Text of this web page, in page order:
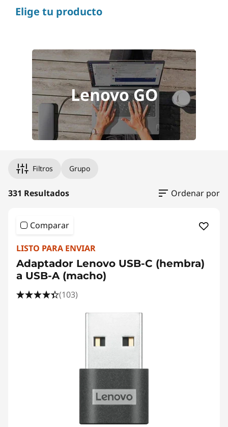
Elige tu producto
Lenovo GO
Filtros Grupo
331 Resultados Ordenar por
Comparar
LISTO PARA ENVIAR
Adaptador Lenovo USB-C (hembra)
a USB-A (macho)
(103)